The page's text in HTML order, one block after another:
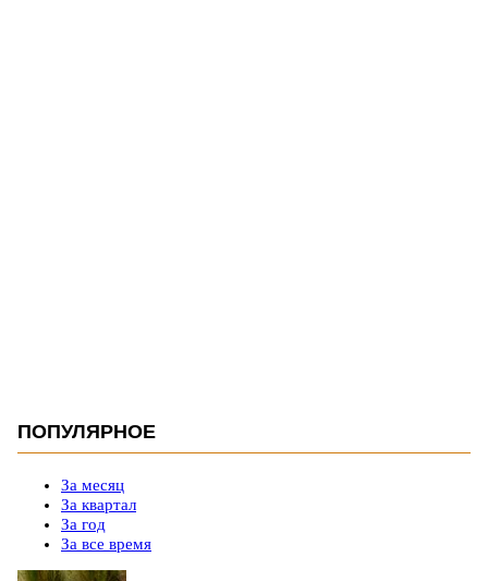
ПОПУЛЯРНОЕ
За месяц
За квартал
За год
За все время